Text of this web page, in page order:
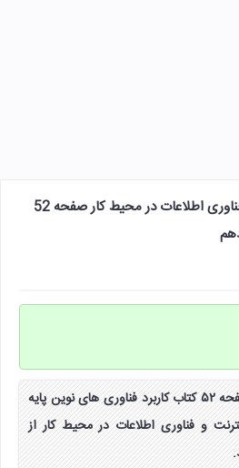
کاربردهای بیشتر اینترنت و فناوری اطلاعات در محیط کار صفحه 52
جواب پروژه پایانی بخش صفحه ۵۲ کتاب کاربرد فناوری های نوین پایه
و فناوری اطلاعات در محیط کار از